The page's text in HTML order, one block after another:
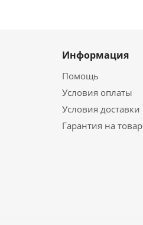
Информация
Помощь
Условия оплаты
Условия доставки
Гарантия на товар